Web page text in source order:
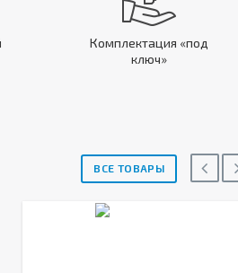
Комплектация «под
ключ»
ВСЕ ТОВАРЫ